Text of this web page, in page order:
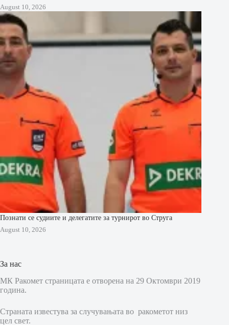
August 10, 2026
Познати се судиите и делегатите за турнирот во Струга
August 10, 2026
За нас
МК Ракомет страницата е отворена на 29 Октомври 2019
година.
Страната известува за случувањата во ракометот низ
цел свет.